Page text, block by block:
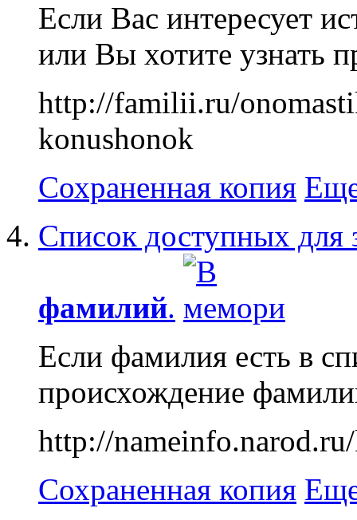
Если Вас интересует
или Вы хотите узнать
http://familii.ru/
konushonok
Сохраненная копия
Список доступных для
фамилий.
Если фамилия есть в
происхождение
http://
Сохраненная копия